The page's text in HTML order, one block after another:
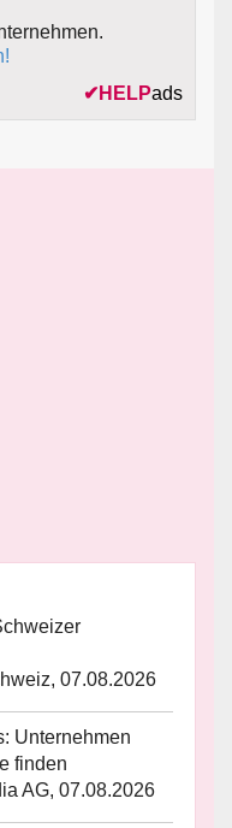
✔ HELPads
07.08.2026
Unternehmen
finden
AG, 07.08.2026